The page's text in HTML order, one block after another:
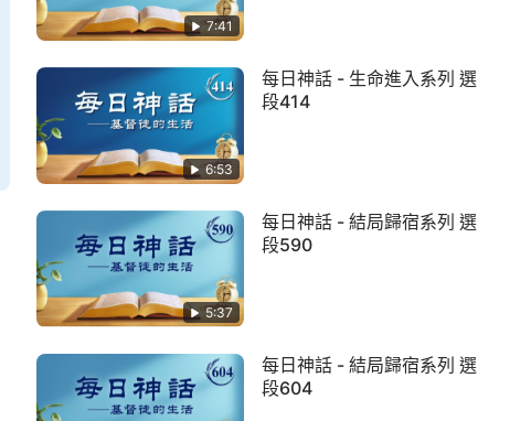
7:41
6:53
每日神話 - 生命進入系列 選
段414
5:37
每日神話 - 結局歸宿系列 選
段590
每日神話 - 結局歸宿系列 選
段604